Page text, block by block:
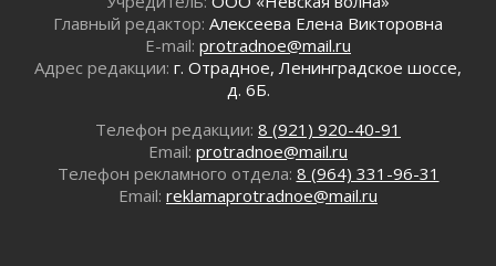
Заблудившегося пенсионера вывели из леса в
Тосненском районе
30 июля 2026
Редкие птенцы козодоя вылупились во
Всеволожском районе Ленобласти
Изменение расписания 565 автобуса
30 июля 2026
Главный редактор: Алексеева Елена Викторовна
E-mail: protradnoe@mail.ru
Адрес редакции: г. Отрадное, Ленинградское шоссе,
д. 6Б.
Телефон редакции: 8 (921) 920-40-91
Email: protradnoe@mail.ru
Телефон рекламного отдела: 8 (964) 331-96-31
Email: reklamaprotradnoe@mail.ru